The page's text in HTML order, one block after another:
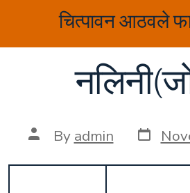
चित्पावन आठवले
Post
author
By admin Post
date